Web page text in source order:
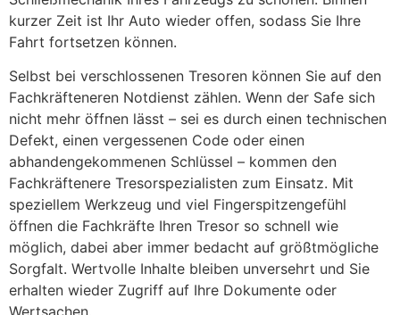
kurzer Zeit ist Ihr Auto wieder offen, sodass Sie Ihre
Fahrt fortsetzen können.
Selbst bei verschlossenen Tresoren können Sie auf den
Fachkräfteneren Notdienst zählen. Wenn der Safe sich
nicht mehr öffnen lässt – sei es durch einen technischen
Defekt, einen vergessenen Code oder einen
abhandengekommenen Schlüssel – kommen den
Fachkräftenere Tresorspezialisten zum Einsatz. Mit
speziellem Werkzeug und viel Fingerspitzengefühl
öffnen die Fachkräfte Ihren Tresor so schnell wie
möglich, dabei aber immer bedacht auf größtmögliche
Sorgfalt. Wertvolle Inhalte bleiben unversehrt und Sie
erhalten wieder Zugriff auf Ihre Dokumente oder